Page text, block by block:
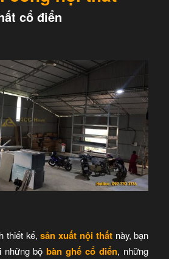
cổ điển
thiết kế,sản xuất nội thấtnày, bạn
những bộbàn ghế cổ điển, những